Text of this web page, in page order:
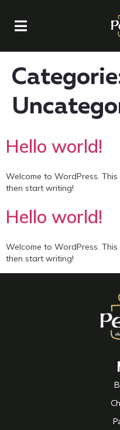
Hello world!
Welcome to WordPress.
then start writing!
Hello world!
Welcome to WordPress.
then start writing!